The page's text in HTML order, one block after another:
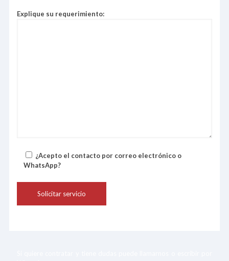
Explique su requerimiento:
¿Acepto el contacto por correo electrónico o
WhatsApp?